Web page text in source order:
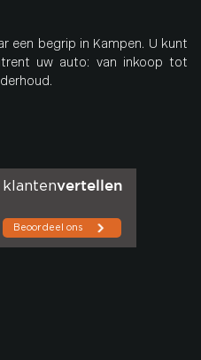
een begrip in Kampen. U kunt
uw auto: van inkoop tot